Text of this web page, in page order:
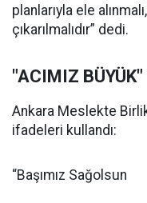
planlarıyla ele
çıkarılmalıdır” dedi.
"ACIMIZ BÜYÜK"
Ankara Meslekte
ifadeleri kullandı:
“Başımız Sağolsun